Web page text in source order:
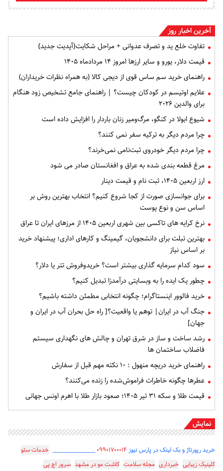
آخرین اخبار روز
تفاوت خلع ید و تصرف عدوانی + مراحل شکایت{آپدیت جدید}
قیمت دلار، یورو و سایر ارزها امروز ۱۴ مردادماه ۱۴۰۵
راهنمای خرید سم ساس قوی از دیجی کالا (به همراه نظرات خریداران)
علایم اوتیسم در کودکان چیست؟ | راهنمای جامع تشخیص زود هنگام
برای والدین ۲۰۲۶
شیوع ابولا در کنگو، مرگ‌ومیر زنان باردار را افزایش داده است
چرا مردم دیگر به ترکیه سفر نمی کنند؟
چرا مردم دیگر خودروی ثبت‌نامی نمی‌خرند؟
مرغ قطعه‌ بندی شده به عراق و افغانستان صادر می شود
ارز اربعین ۱۴۰۵، ثبت‌ نام و قیمت دینار
برای جوانسازی صورت از کجا شروع کنیم؟ انتخاب بهترین روش بر
اساس سن و نوع پوست
نرخ کرایه های تاکسی بین شهری اربعین ۱۴۰۵ از مرزهای ایران تا عراق
بهترین تبلت برای دانشجویان، گیمینگ و کارهای اداری؛ پیشنهاد خرید
بر اساس نیاز
سود کدام سرمایه گذاری بیشتر است؟ خریدوفروش تتر یا دلار؟
چطور یک ایده را به وبسایتی درآمدزا تبدیل کنیم؟
خرید فالوور اینستاگرام؛ چگونه انتخابی مطمئن داشته باشیم؟
جنگ آب در ایران| توهم یا واقعیت؟[ راه حل بحران آب در ایران و
جهان]
رشد ساخت و ساز در شرق تهران و چالش های نگهداری سیستم
فاضلاب ساختمان ها
راهنمای خرید دریچه منهول : ۱۰ نکته مهم قبل از سفارش
عطرها چگونه خاطرات فراموش‌شده را زنده می‌کنند؟
قیمت طلا و سکه ۳۱ تیر ۱۴۰۵؛ صعود بازار طلا با اهرم اونس جهانی
نمایش
خرید رپورتاژ و بک لینک در پارس نیوز ۰۹۹۰۱۷۰۰۰۱۴
خدمات سئو
کلینیک زیبایی خبرداری مجله سلامت کاشت مو در مشهد سرور اچ پی